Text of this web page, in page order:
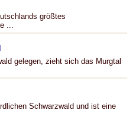
größtes
...
gelegen, zieht sich das Murgtal
Schwarzwald und ist eine